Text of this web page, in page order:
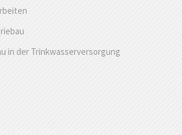
in der Trinkwasserversorgung